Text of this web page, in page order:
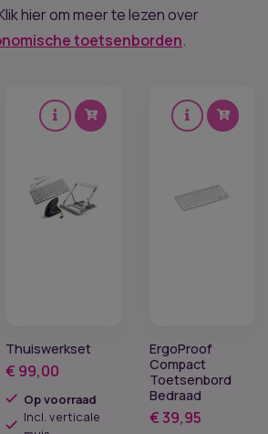
hier om meer te lezen over
toetsenborden.
Thuiswerkset
€ 99,00
Op voorraad
Incl. verticale
ErgoProof
Compact
Toetsenbord
Bedraad
€39,95